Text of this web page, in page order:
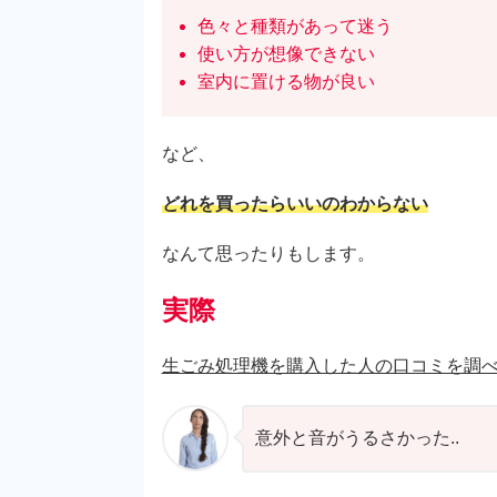
色々と種類があって迷う
使い方が想像できない
室内に置ける物が良い
など、
どれを買ったらいいのわからない
なんて思ったりもします。
実際
生ごみ処理機を購入した人の口コミを調
意外と音がうるさかった..